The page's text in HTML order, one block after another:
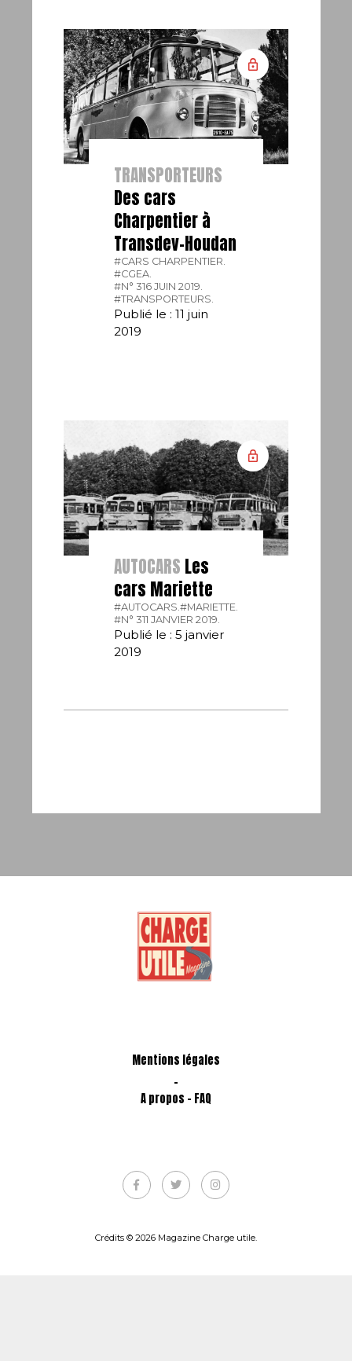
TRANSPORTEURS
Des cars
Charpentier à
Transdev-Houdan
#CARS CHARPENTIER.
#CGEA.
#N° 316 JUIN 2019.
#TRANSPORTEURS.
Publié le : 11 juin
2019
AUTOCARS Les
cars Mariette
#AUTOCARS. #MARIETTE.
#N° 311 JANVIER 2019.
Publié le : 5 janvier
2019
Mentions légales
-
A propos - FAQ
Crédits © 2026 Magazine Charge utile.